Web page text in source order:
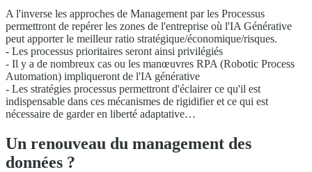
A l'inverse les approches de Management par les Processus
permettront de repérer les zones de l'entreprise où l'IA Générative
peut apporter le meilleur ratio stratégique/économique/risques.
- Les processus prioritaires seront ainsi privilégiés
- Il y a de nombreux cas ou les manœuvres RPA (Robotic Process
Automation) impliqueront de l'IA générative
- Les stratégies processus permettront d'éclairer ce qu'il est
indispensable dans ces mécanismes de rigidifier et ce qui est
nécessaire de garder en liberté adaptative…
Un renouveau du management des
données ?